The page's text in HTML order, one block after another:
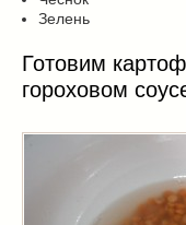
Зелень
Готовим
гороховом